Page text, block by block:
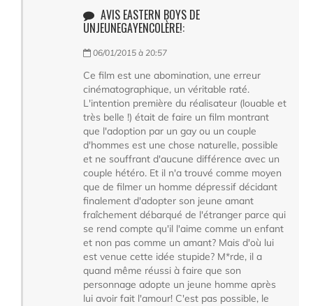
AVIS EASTERN BOYS DE
UNJEUNEGAYENCOLÈRE!:
06/01/2015 à 20:57
Ce film est une abomination, une erreur
cinématographique, un véritable raté.
L'intention première du réalisateur (louable et
très belle !) était de faire un film montrant
que l'adoption par un gay ou un couple
d'hommes est une chose naturelle, possible
et ne souffrant d'aucune différence avec un
couple hétéro. Et il n'a trouvé comme moyen
que de filmer un homme dépressif décidant
finalement d'adopter son jeune amant
fraîchement débarqué de l'étranger parce qui
se rend compte qu'il l'aime comme un enfant
et non pas comme un amant? Mais d'où lui
est venue cette idée stupide? M*rde, il a
quand même réussi à faire que son
personnage adopte un jeune homme après
lui avoir fait l'amour! C'est pas possible, le